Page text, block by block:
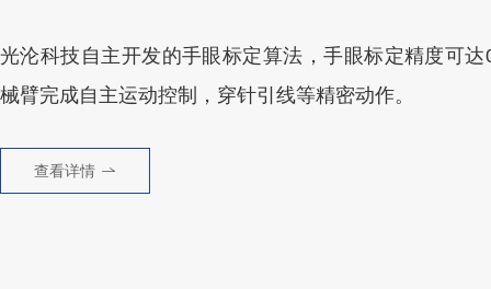
光沦科技自主开发的手眼标定算法，手眼标定精度可
械臂完成自主运动控制，穿针引线等精密动作。
查看详情